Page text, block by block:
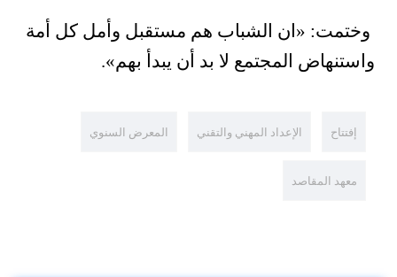
وختمت: «ان الشباب هم مستقبل وأمل كل أمة
واستنهاض المجتمع لا بد أن يبدأ بهم».
إفتتاح الإعداد المهني والتقني المعرض السنوي
معهد المقاصد